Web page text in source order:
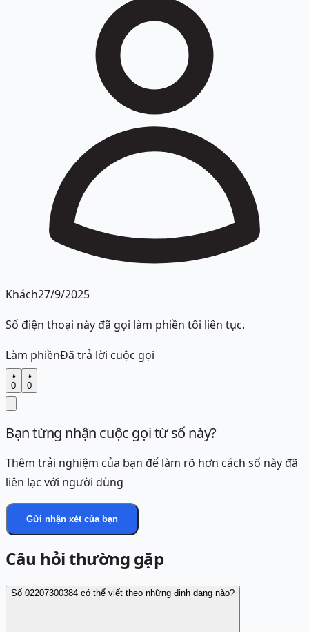
Khách27/9/2025
Số điện thoại này đã gọi làm phiền tôi liên tục.
Làm phiềnĐã trả lời cuộc gọi
0 0
Bạn từng nhận cuộc gọi từ số này?
Thêm trải nghiệm của bạn để làm rõ hơn cách số này đã
liên lạc với người dùng
Gửi nhận xét của bạn
Câu hỏi thường gặp
Số 02207300384 có thể viết theo những định dạng nào?